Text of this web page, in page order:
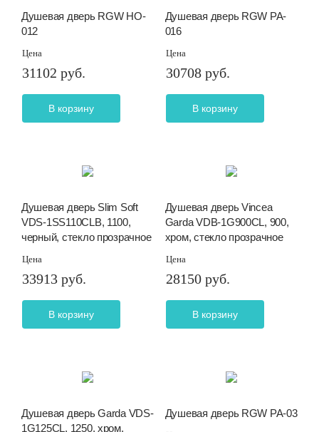
Душевая дверь RGW HO-
012
Цена
31102 руб.
В корзину
Душевая дверь RGW PA-
016
Цена
30708 руб.
В корзину
Душевая дверь Slim Soft
VDS-1SS110CLB, 1100,
черный, стекло прозрачное
Цена
33913 руб.
В корзину
Душевая дверь Vincea
Garda VDB-1G900CL, 900,
хром, стекло прозрачное
Цена
28150 руб.
В корзину
Душевая дверь Garda VDS-
1G125CL, 1250, хром,
Душевая дверь RGW PA-03